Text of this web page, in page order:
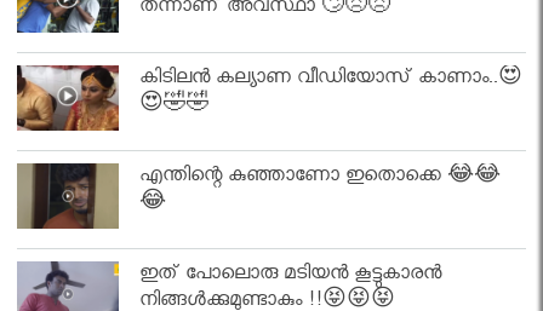
തന്നാണ് അവസ്ഥാ 🙄😣😣
കിടിലൻ കല്യാണ വീഡിയോസ് കാണാം..😍
😍🤣🤣
എന്തിന്റെ കുഞ്ഞാണോ ഇതൊക്കെ 😂😂
😂
ഇത് പോലൊരു മടിയൻ കൂട്ടുകാരൻ
നിങ്ങൾക്കുമുണ്ടാകും !!😝😝😝